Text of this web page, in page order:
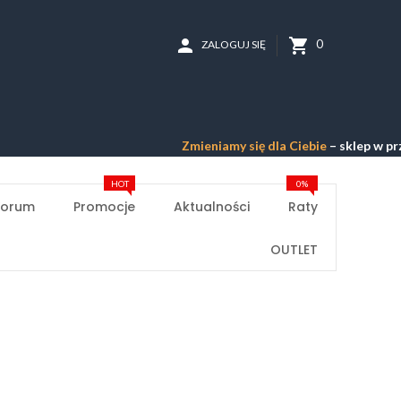
shopping_cart 0
person ZALOGUJ SIĘ
Zmieniamy się dla Ciebie– sklep w
Promocje
HOT
Aktualności Raty
0%
OUTLET